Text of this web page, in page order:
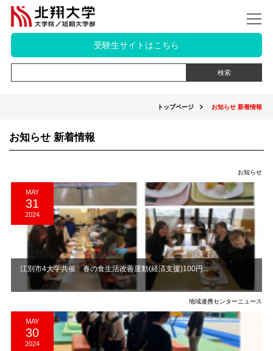
受験生サイトはこちら
トップページ お知らせ 新着情報
お知らせ 新着情報
お知らせ
MAY
31
2024
江別市4大学共催 春の食生活改善運動(経済支援)100円...
地域連携センターニュース
MAY
30
2024